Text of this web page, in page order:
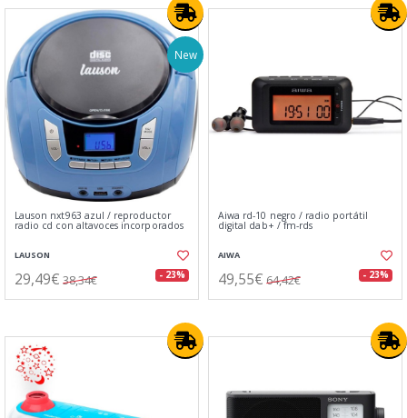
New
Lauson nxt963 azul / reproductor
radio cd con altavoces incorporados
LAUSON
29,49€ 38,34€ - 23%
Aiwa rd-10 negro / radio portátil
digital dab+ / fm-rds
AIWA
49,55€ 64,42€ - 23%